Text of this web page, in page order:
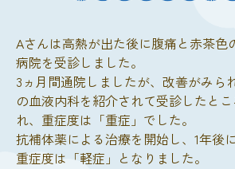
Aさんは高熱が出た後に腹痛と赤茶色
病院を受診しました。
3ヵ月間通院しましたが、改善がみら
の血液内科を紹介されて受診したと
れ、重症度は「重症」でした。
抗補体薬による治療を開始し、1年後
重症度は「軽症」となりました。